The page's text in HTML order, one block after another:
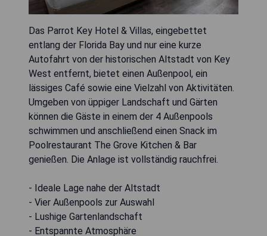
Das Parrot Key Hotel & Villas, eingebettet
entlang der Florida Bay und nur eine kurze
Autofahrt von der historischen Altstadt von Key
West entfernt, bietet einen Außenpool, ein
lässiges Café sowie eine Vielzahl von Aktivitäten.
Umgeben von üppiger Landschaft und Gärten
können die Gäste in einem der 4 Außenpools
schwimmen und anschließend einen Snack im
Poolrestaurant The Grove Kitchen & Bar
genießen. Die Anlage ist vollständig rauchfrei.
- Ideale Lage nahe der Altstadt
- Vier Außenpools zur Auswahl
- Lushige Gartenlandschaft
- Entspannte Atmosphäre